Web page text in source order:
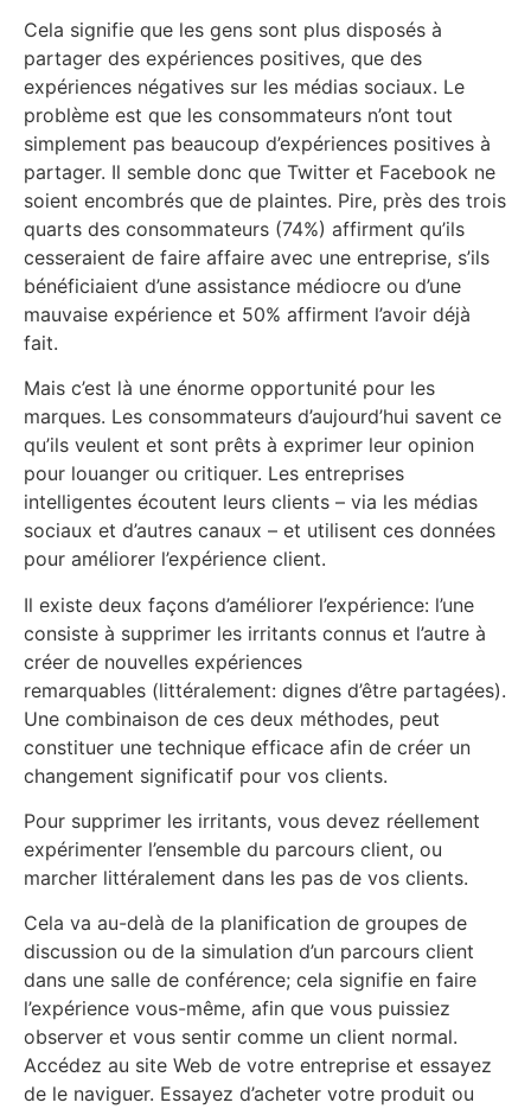
Cela signifie que les gens sont plus disposés à
partager des expériences positives, que des
expériences négatives sur les médias sociaux. Le
problème est que les consommateurs n’ont tout
simplement pas beaucoup d’expériences positives à
partager. Il semble donc que Twitter et Facebook ne
soient encombrés que de plaintes. Pire, près des trois
quarts des consommateurs (74%) affirment qu’ils
cesseraient de faire affaire avec une entreprise, s’ils
bénéficiaient d’une assistance médiocre ou d’une
mauvaise expérience et 50% affirment l’avoir déjà
fait.
Mais c’est là une énorme opportunité pour les
marques. Les consommateurs d’aujourd’hui savent ce
qu’ils veulent et sont prêts à exprimer leur opinion
pour louanger ou critiquer. Les entreprises
intelligentes écoutent leurs clients – via les médias
sociaux et d’autres canaux – et utilisent ces données
pour améliorer l’expérience client.
Il existe deux façons d’améliorer l’expérience: l’une
consiste à supprimer les irritants connus et l’autre à
créer de nouvelles expériences
remarquables (littéralement: dignes d’être partagées).
Une combinaison de ces deux méthodes, peut
constituer une technique efficace afin de créer un
changement significatif pour vos clients.
Pour supprimer les irritants, vous devez réellement
expérimenter l’ensemble du parcours client, ou
marcher littéralement dans les pas de vos clients.
Cela va au-delà de la planification de groupes de
discussion ou de la simulation d’un parcours client
dans une salle de conférence; cela signifie en faire
l’expérience vous-même, afin que vous puissiez
observer et vous sentir comme un client normal.
Accédez au site Web de votre entreprise et essayez
de le naviguer. Essayez d’acheter votre produit ou